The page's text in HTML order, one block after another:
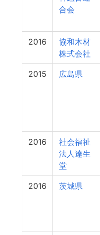
合会
2016
協和木材
株式会社
2015 広島県
2016
社会福祉
法人達生
堂
2016 茨城県